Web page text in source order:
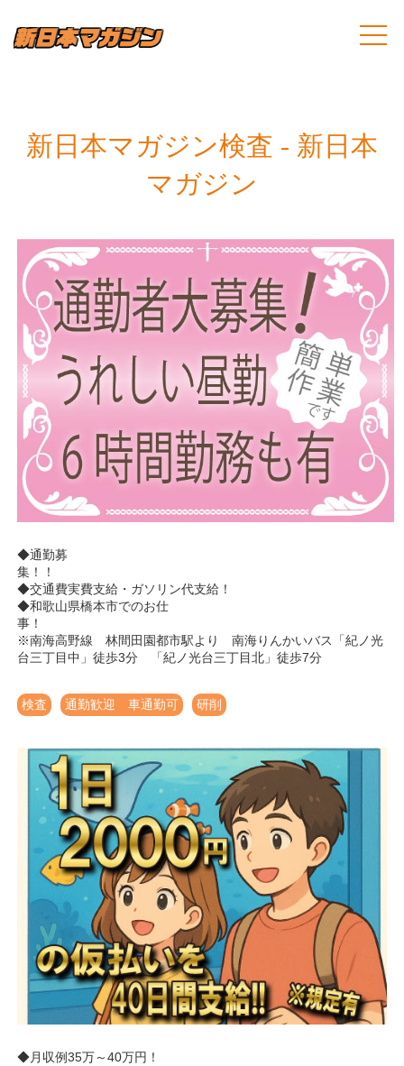
新日本マガジン検査 - 新日本
マガジン
◆通勤募
集
◆交通費実費支給・ガソリン代支給！
◆和歌山県橋本市でのお仕
※南海高野線 林間田園都市駅より 南海りんかいバス「紀ノ光
台三丁目中」徒歩3分 「紀ノ光台三丁目北」徒歩7分
検査 通勤歓迎 車通勤可 研削
◆月収例35万～40万円！